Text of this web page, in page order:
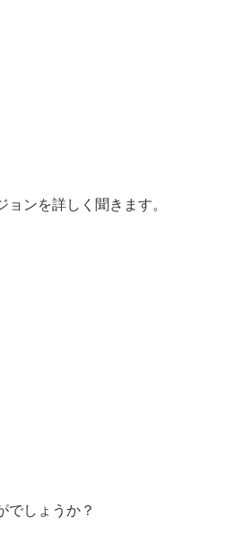
ンを詳しく聞きます。
でしょうか？